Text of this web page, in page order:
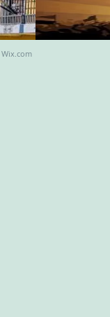
Wix.com